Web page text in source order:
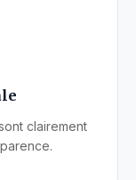
clairement